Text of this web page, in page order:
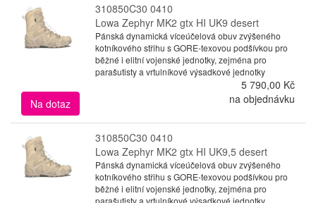
310850C30 0410
Lowa Zephyr MK2 gtx HI UK9 desert
Pánská dynamická víceúčelová obuv zvýšeného
kotníkového střihu s GORE-texovou podšívkou pro
běžné i elitní vojenské jednotky, zejména pro
parašutisty a vrtulníkové výsadkové jednotky
5 790,00 Kč
Na dotaz
na objednávku
310850C30 0410
Lowa Zephyr MK2 gtx HI UK9,5 desert
Pánská dynamická víceúčelová obuv zvýšeného
kotníkového střihu s GORE-texovou podšívkou pro
běžné i elitní vojenské jednotky, zejména pro
parašutisty a vrtulníkové výsadkové jednotky